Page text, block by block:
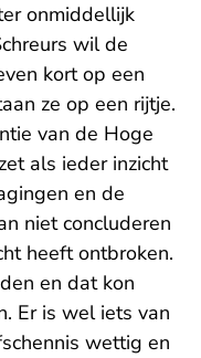
onmiddellijk
wil de
kort op een
ze op een rijtje.
van de Hoge
als ieder inzicht
en de
niet concluderen
heeft ontbroken.
en dat kon
Er is wel iets van
wettig en